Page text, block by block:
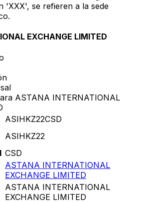
'XXX', se refieren a la sede
EXCHANGE LIMITED
ASTANA INTERNATIONAL
ASIHKZ22CSD
ASIHKZ22
CSD
ASTANA INTERNATIONAL
EXCHANGE LIMITED
ASTANA INTERNATIONAL
EXCHANGE LIMITED